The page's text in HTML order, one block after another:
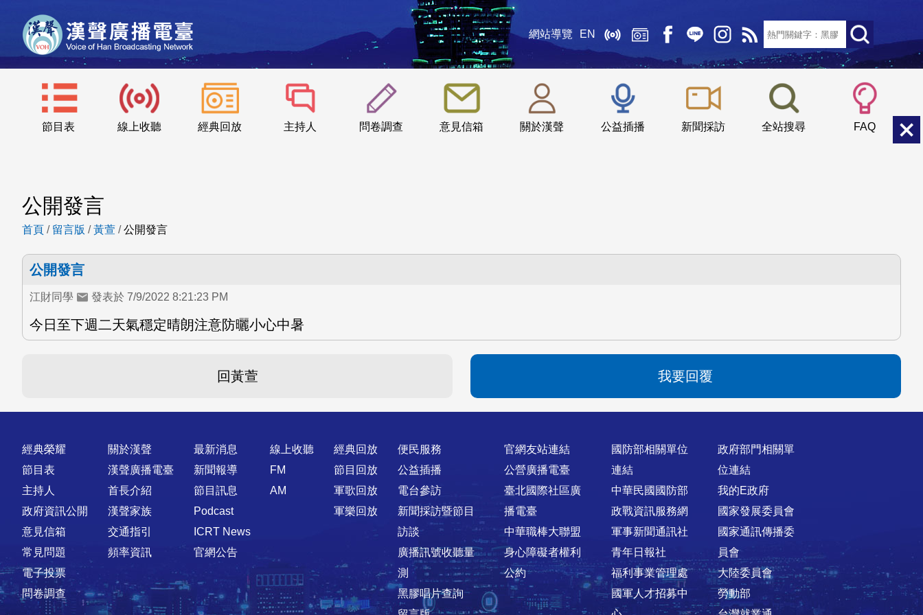
網站導覽 EN
節目表 線上收聽 經典回放 主持人 問卷調查 意見信箱 關於漢聲 公益插播 新聞採訪 全站搜尋 FAQ
::: 小 中
公開發言
首頁 / 留言版 /黃萱 /公開發言
公開發言
江財同學 發表於 7/9/2022 8:21:23 PM
今日至下週二天氣穩定晴朗注意防曬小心中暑
回黃萱 我要回覆
快速連結
經典榮耀
節目表
主持人
政府資訊公開
意見信箱
常見問題
電子投票
問卷調查
關於漢聲
漢聲廣播電臺
首長介紹
漢聲家族
交通指引
頻率資訊
最新消息
新聞報導
節目訊息
Podcast
ICRT News
官網公告
線上收聽
FM
AM
經典回放
節目回放
軍歌回放
軍樂回放
便民服務
公益插播
電台參訪
新聞採訪暨節目
訪談
廣播訊號收聽量
測
黑膠唱片查詢
官網友站連結
公營廣播電臺
臺北國際社區廣
播電臺
中華職棒大聯盟
身心障礙者權利
公約
國防部相關單位
連結
中華民國國防部
政戰資訊服務網
軍事新聞通訊社
青年日報社
福利事業管理處
國軍人才招募中
政府部門相關單
位連結
我的E政府
國家發展委員會
國家通訊傳播委
員會
大陸委員會
勞動部